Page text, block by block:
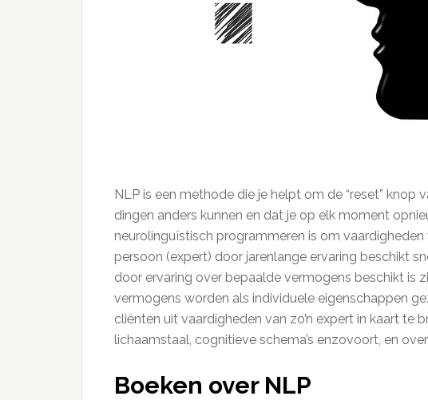
NLP is een methode die je helpt om de “reset” knop
dingen anders kunnen en dat je op elk moment
neurolinguïstisch programmeren is om
persoon (expert) door jarenlange ervaring beschikt
door ervaring over bepaalde vermogens beschikt is
vermogens worden als individuele eigenschappen
cliënten uit vaardigheden van zo’n expert in kaart te
lichaamstaal, cognitieve schema’s enzovoort, en
Boeken over NLP